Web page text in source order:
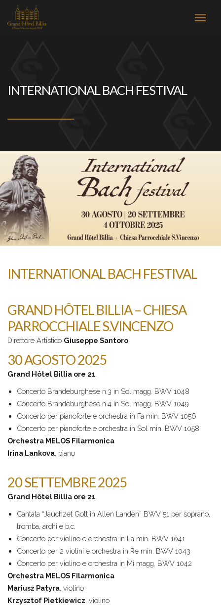
INTERNATIONAL BACH FESTIVAL
INTERNATIONAL BACH FESTIVAL
GRAND HÔTEL BILLIA – CHIESA
PARROCCHIALE S.VINCENZO
Direttore Artistico Giuseppe Santoro
30 AGOSTO 2025
Grand Hôtel Billia ore 21
Concerto Brandeburghese n.3 in Sol magg. BWV 1048
Concerto Brandeburghese n.4 in Sol magg. BWV 1049
Concerto per pianoforte e orchestra in Fa min. BWV 1056
Concerto per pianoforte e orchestra in Sol min. BWV 1058
Orchestra MELOS Filarmonica
Irina Lankova, piano
20 SETTEMBRE 2025
Grand Hôtel Billia ore 21
Cantata “Jauchzet Gott in Allen Landen” BWV 51 per soprano,
tromba, archi e b.c.
Concerto per violino e orchestra in La min. BWV 1041
Concerto per 2 violini e orchestra in Re min. BWV 1043
Concerto per violino e orchestra in Mi magg. BWV 1042
Orchestra MELOS Filarmonica
Mariusz Patyra, violino
Krzysztof Pietkiewicz, violino